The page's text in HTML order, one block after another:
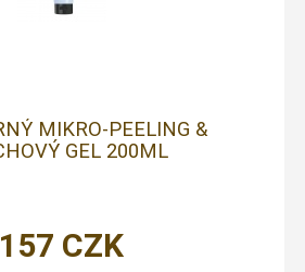
MIKRO-PEELING &
GEL 200ML
157 CZK